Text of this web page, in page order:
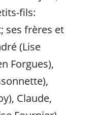
fils:
ses frères et
(Lise
Forgues),
Claude,